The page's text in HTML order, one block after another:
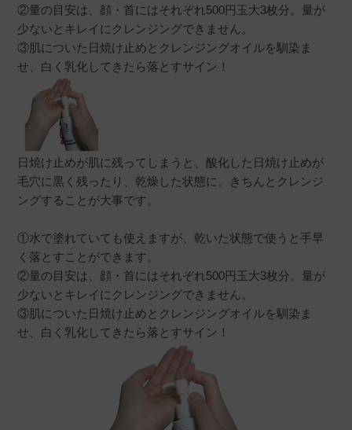
②量の目安は、顔・首にはそれぞれ500円玉大3枚分。量が
少ないとキレイにクレンジングできません。
③肌についた日焼け止めとクレンジングオイルを馴染ま
せ、白く乳化してきたら落とすサイン！
日焼け止めが肌に残ってしまうと、酸化した日焼け止めが
毛穴に黒く残ったり、乾燥した状態に。きちんとクレンジ
ングすることが大事です。
①水で塗れていても使えますが、乾いた状態で使うと手早
く落とすことができます。
②量の目安は、顔・首にはそれぞれ500円玉大3枚分。量が
少ないとキレイにクレンジングできません。
③肌についた日焼け止めとクレンジングオイルを馴染ま
せ、白く乳化してきたら落とすサイン！